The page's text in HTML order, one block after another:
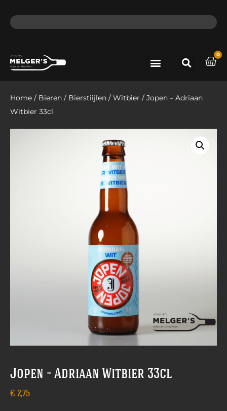
0
Home / Bieren / Bierstiijlen / Witbier / Jopen – Adriaan
Witbier 33cl
Jopen – Adriaan Witbier 33cl
€ 2,75